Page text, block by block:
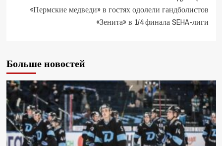
«Пермские медведи» в гостях одолели гандболистов
«Зенита» в 1/4 финала SEHA-лиги
Больше новостей